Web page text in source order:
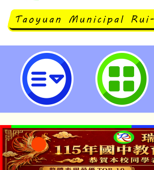
復興商工辦理「113年
計、電繪研習營」活動